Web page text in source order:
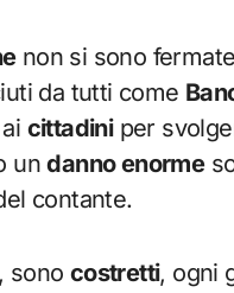
non si sono
da tutti come
cittadiniper
undanno enorme
contante.
sono costretti, ogni